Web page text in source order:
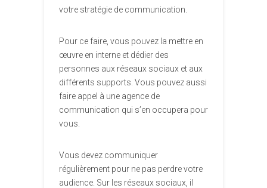
votre stratégie de communication.
Pour ce faire, vous pouvez la mettre en
œuvre en interne et dédier des
personnes aux réseaux sociaux et aux
différents supports. Vous pouvez aussi
faire appel à une agence de
communication qui s’en occupera pour
vous.
Vous devez communiquer
régulièrement pour ne pas perdre votre
audience. Sur les réseaux sociaux, il